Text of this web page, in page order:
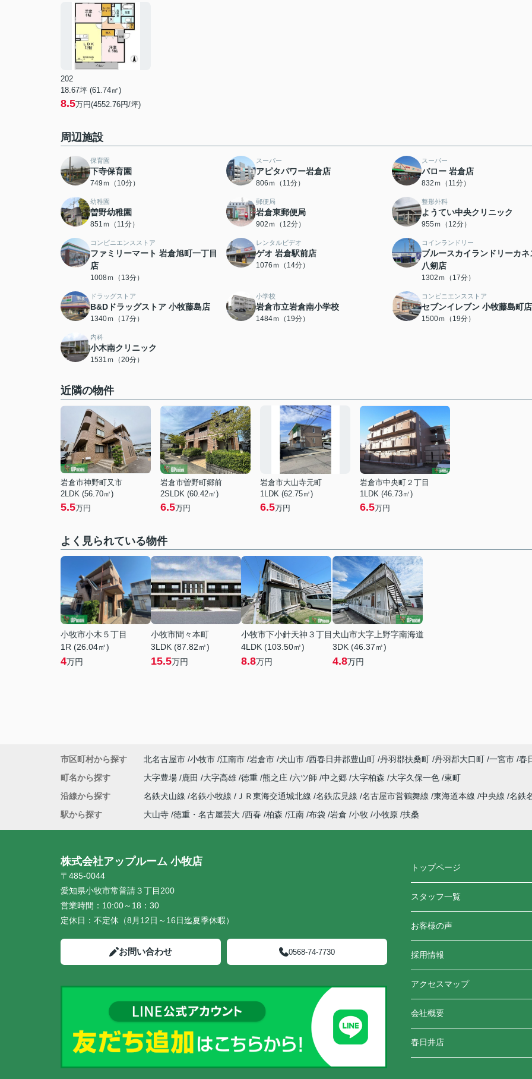
202
18.67坪 (61.74㎡)
8.5万円(4552.76円/坪)
周辺施設
保育園
下寺保育園
749ｍ（10分）
スーパー
アピタパワー岩倉店
806ｍ（11分）
スーパー
バロー 岩倉店
832ｍ（11分）
幼稚園
曽野幼稚園
851ｍ（11分）
郵便局
岩倉東郵便局
902ｍ（12分）
整形外科
ようてい中央クリニック
955ｍ（12分）
コンビニエンスストア
ファミリーマート 岩倉旭町一丁目
店
1008ｍ（13分）
レンタルビデオ
ゲオ 岩倉駅前店
1076ｍ（14分）
コインランドリー
ブルースカイランドリーカネ
八剱店
1302ｍ（17分）
ドラッグストア
B&Dドラッグストア 小牧藤島店
1340ｍ（17分）
小学校
岩倉市立岩倉南小学校
1484ｍ（19分）
コンビニエンスストア
セブンイレブン 小牧藤島町店
1500ｍ（19分）
内科
小木南クリニック
1531ｍ（20分）
近隣の物件
岩倉市神野町又市
2LDK (56.70㎡)
5.5万円
岩倉市曽野町郷前
2SLDK (60.42㎡)
6.5万円
岩倉市大山寺元町
1LDK (62.75㎡)
6.5万円
岩倉市中央町２丁目
1LDK (46.73㎡)
6.5万円
よく見られている物件
小牧市小木５丁目
1R (26.04㎡)
4万円
小牧市間々本町
3LDK (87.82㎡)
15.5万円
小牧市下小針天神３丁目
4LDK (103.50㎡)
8.8万円
犬山市大字上野字南海道
3DK (46.37㎡)
4.8万円
市区町村から探す 北名古屋市 小牧市 江南市 岩倉市 犬山市 西春日井郡豊山町 丹羽郡扶桑町 丹羽郡大口町 一宮市 春
町名から探す
大字豊場 鹿田 大字高雄 徳重 熊之庄 六ツ師 中之郷 大字柏森 大字久保一色 東町
沿線から探す
名鉄犬山線 名鉄小牧線 ＪＲ東海交通城北線 名鉄広見線 名古屋市営鶴舞線 東海道本線 中央線 名鉄
駅から探す
大山寺 徳重・名古屋芸大 西春 柏森 江南 布袋 岩倉 小牧 小牧原 扶桑
株式会社アップルーム 小牧店
〒485-0044
愛知県小牧市常普請３丁目200
営業時間： 10:00～18：30
定休日： 不定休（8月12日～16日迄夏季休暇）
お問い合わせ 0568-74-7730
トップページ
スタッフ一覧
お客様の声
採用情報
アクセスマップ
会社概要
春日井店